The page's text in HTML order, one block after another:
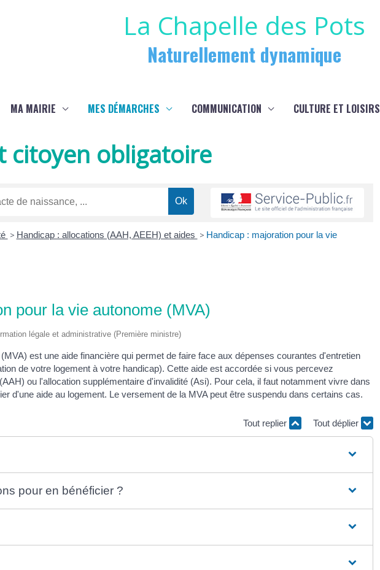
La Chapelle des Pots
Naturellement dynamique
MA MAIRIE MES DÉMARCHES COMMUNICATION CULTURE ET LOISIRS
citoyen obligatoire
> Handicap : allocations (AAH, AEEH) et aides > Handicap : majoration pour la vie
pour la vie autonome (MVA)
légale et administrative (Première ministre)
est une aide financière qui permet de faire face aux dépenses courantes d'entretien
de votre logement à votre handicap). Cette aide est accordée si vous percevez
ou l'allocation supplémentaire d'invalidité (Asi). Pour cela, il faut notamment vivre dans
d'une aide au logement. Le versement de la MVA peut être suspendu dans certains cas.
Tout replier Tout déplier
pour en bénéficier ?